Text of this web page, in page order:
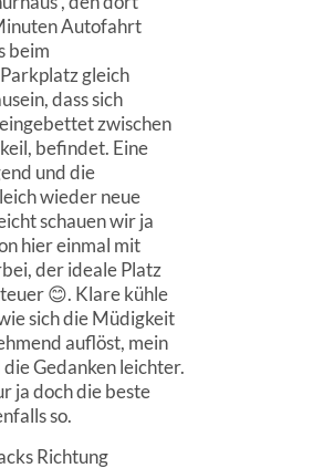
Autofahrt
beim
gleich
dass sich
zwischen
befindet. Eine
und die
wieder neue
schauen wir ja
hier einmal mit
der ideale Platz
😊. Klare kühle
sich die Müdigkeit
auflöst, mein
Gedanken leichter.
ja doch die beste
so.
Richtung